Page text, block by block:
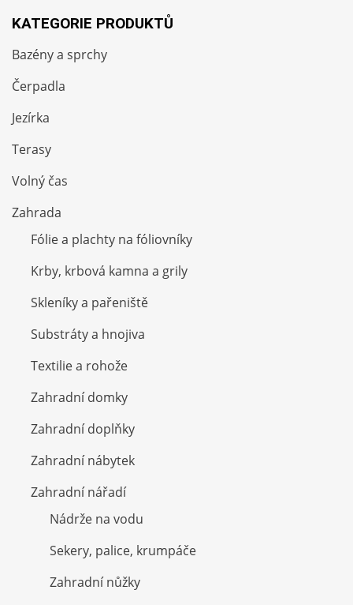
KATEGORIE PRODUKTŮ
Bazény a sprchy
Čerpadla
Jezírka
Terasy
Volný čas
Zahrada
Fólie a plachty na fóliovníky
Krby, krbová kamna a grily
Skleníky a pařeniště
Substráty a hnojiva
Textilie a rohože
Zahradní domky
Zahradní doplňky
Zahradní nábytek
Zahradní nářadí
Nádrže na vodu
Sekery, palice, krumpáče
Zahradní nůžky